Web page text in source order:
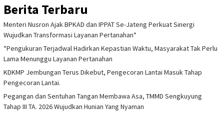
Berita Terbaru
Menteri Nusron Ajak BPKAD dan IPPAT Se-Jateng Perkuat Sinergi
Wujudkan Transformasi Layanan Pertanahan*
*Pengukuran Terjadwal Hadirkan Kepastian Waktu, Masyarakat Tak Perlu
Lama Menunggu Layanan Pertanahan
KDKMP Jembungan Terus Dikebut, Pengecoran Lantai Masuk Tahap
Pengecoran Lantai.
Pegangan dan Sentuhan Tangan Membawa Asa, TMMD Sengkuyung
Tahap III TA. 2026 Wujudkan Hunian Yang Nyaman